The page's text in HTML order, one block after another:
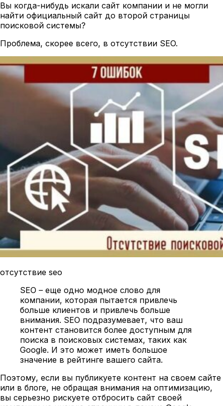
Вы когда-нибудь искали сайт компании и не могли
найти официальный сайт до второй страницы
поисковой системы?
Проблема, скорее всего, в отсутствии SEO.
отсутствие seo
SEO – еще одно модное слово для
компании, которая пытается привлечь
больше клиентов и привлечь больше
внимания. SEO подразумевает, что ваш
контент становится более доступным для
поиска в поисковых системах, таких как
Google. И это может иметь большое
значение в рейтинге вашего сайта.
Поэтому, если вы публикуете контент на своем сайте
или в блоге, не обращая внимания на оптимизацию,
вы серьезно рискуете отбросить сайт своей